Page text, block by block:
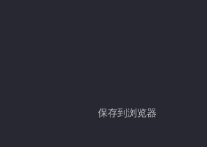
保存到浏览器